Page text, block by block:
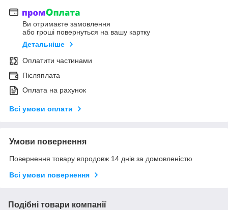
Ви отримаєте замовлення
або гроші повернуться на вашу картку
Детальніше
Оплатити частинами
Післяплата
Оплата на рахунок
Всі умови оплати
Умови повернення
Повернення товару впродовж 14 днів за домовленістю
Всі умови повернення
Подібні товари компанії